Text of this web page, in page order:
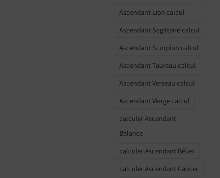
Ascendant Lion calcul
Ascendant Sagittaire calcul
Ascendant Scorpion calcul
Ascendant Taureau calcul
Ascendant Verseau calcul
Ascendant Vierge calcul
calculer Ascendant
Balance
calculer Ascendant Bélier
calculer Ascendant Cancer